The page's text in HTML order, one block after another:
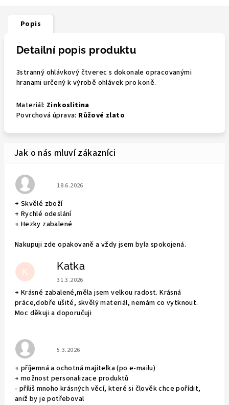
Popis
Detailní popis produktu
3stranný ohlávkový čtverec s dokonale opracovanými
hranami určený k výrobě ohlávek pro koně.
Materiál: Zinkoslitina
Povrchová úprava: Růžové zlato
Hodnocení obchodu je 5 z 5 hvězdiček.
18.6.2026
+ Skvělé zboží
+ Rychlé odeslání
+ Hezky zabalené
Nakupuji zde opakovaně a vždy jsem byla spokojená.
K Katka
Hodnocení obchodu je 5 z 5 hvězdiček.
31.3.2026
+ Krásné zabalené,měla jsem velkou radost. Krásná
práce,dobře ušité, skvělý materiál, nemám co vytknout.
Moc děkuji a doporučuji
Hodnocení obchodu je 5 z 5 hvězdiček.
5.3.2026
+ příjemná a ochotná majitelka (po e-mailu)
+ možnost personalizace produktů
- příliš mnoho krásných věcí, které si člověk chce pořídit,
aniž by je potřeboval